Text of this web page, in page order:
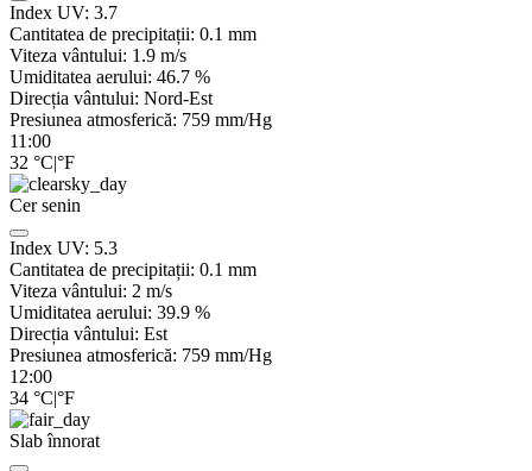
Index UV: 3.7
Cantitatea de precipitații: 0.1 mm
Viteza vântului: 1.9 m/s
Umiditatea aerului: 46.7 %
Direcția vântului: Nord-Est
Presiunea atmosferică: 759 mm/Hg
11:00
32 °C|°F
Cer senin
Index UV: 5.3
Cantitatea de precipitații: 0.1 mm
Viteza vântului: 2 m/s
Umiditatea aerului: 39.9 %
Direcția vântului: Est
Presiunea atmosferică: 759 mm/Hg
12:00
34 °C|°F
Slab înnorat